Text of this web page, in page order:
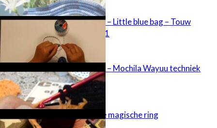
Aan de Haak 4 – Little blue bag – Touw
omhaken deel 1
Aan de Haak 3 – Mochila Wayuu techniek
Haakles 7 – De magische ring